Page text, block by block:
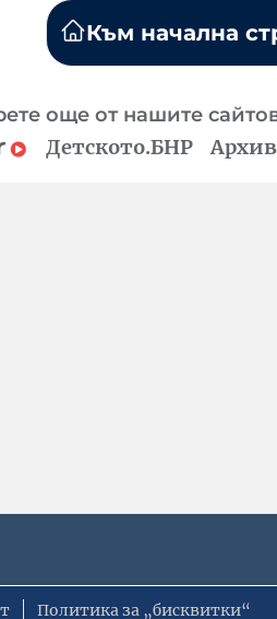
Към начална
още от нашите
Детското.БНР
Политика за „бисквитки“